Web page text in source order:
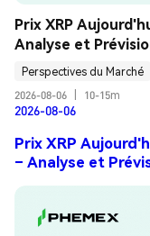
Prix XRP
Analyse et
Perspectives du Marché
2026-08-06
10-15m
2026-08-06
Prix XRP
– Analyse et